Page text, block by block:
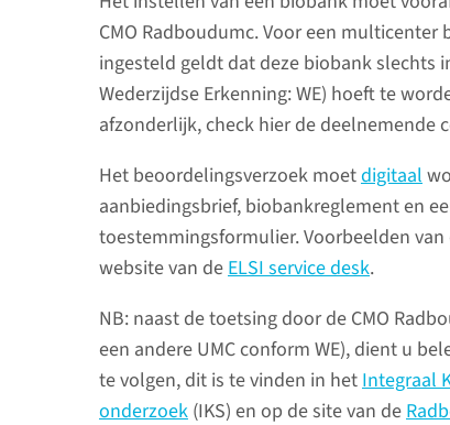
CMO Radboudumc. Voor een
ingesteld geldt dat deze biobank slechts
Wederzijdse Erkenning: WE) hoeft te
afzonderlijk, check hier de deelnemende
Het beoordelingsverzoek moetdigitaal
aanbiedingsbrief, biobankreglement en
toestemmingsformulier. Voorbeelden
website van deELSI service desk.
NB: naast de toetsing door de CMO
een andere UMC conform WE), dient u
te volgen, dit is te vinden in hetIntegraal
onderzoek (IKS) en op de site van de